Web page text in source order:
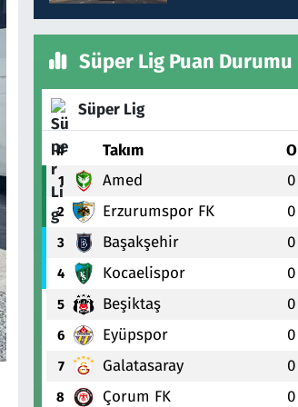
Süper Lig Puan Durumu
Süper Lig
# Takım O
1 Amed 0
2 Erzurumspor FK 0
3 Başakşehir 0
4 Kocaelispor 0
5 Beşiktaş 0
6 Eyüpspor 0
7 Galatasaray 0
8 Çorum FK 0